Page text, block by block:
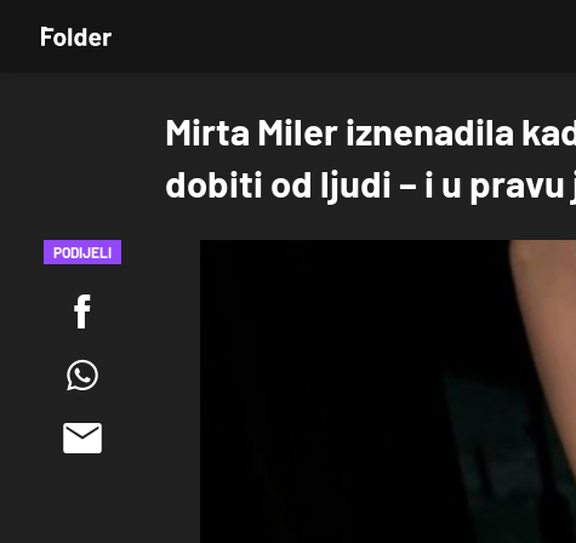
Mirta Miler iznenadila
dobiti od ljudi – i u pravu
PODIJELI